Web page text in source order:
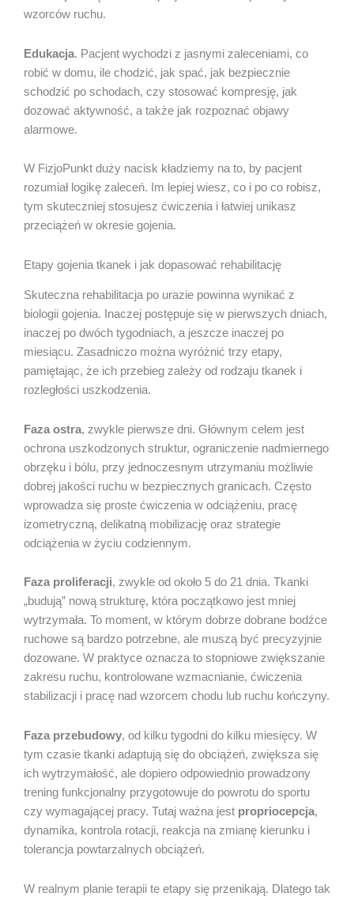
wzorców ruchu.
Edukacja. Pacjent wychodzi z jasnymi zaleceniami, co
robić w domu, ile chodzić, jak spać, jak bezpiecznie
schodzić po schodach, czy stosować kompresję, jak
dozować aktywność, a także jak rozpoznać objawy
alarmowe.
W FizjoPunkt duży nacisk kładziemy na to, by pacjent
rozumiał logikę zaleceń. Im lepiej wiesz, co i po co robisz,
tym skuteczniej stosujesz ćwiczenia i łatwiej unikasz
przeciążeń w okresie gojenia.
Etapy gojenia tkanek i jak dopasować rehabilitację
Skuteczna rehabilitacja po urazie powinna wynikać z
biologii gojenia. Inaczej postępuje się w pierwszych dniach,
inaczej po dwóch tygodniach, a jeszcze inaczej po
miesiącu. Zasadniczo można wyróżnić trzy etapy,
pamiętając, że ich przebieg zależy od rodzaju tkanek i
rozległości uszkodzenia.
Faza ostra, zwykle pierwsze dni. Głównym celem jest
ochrona uszkodzonych struktur, ograniczenie nadmiernego
obrzęku i bólu, przy jednoczesnym utrzymaniu możliwie
dobrej jakości ruchu w bezpiecznych granicach. Często
wprowadza się proste ćwiczenia w odciążeniu, pracę
izometryczną, delikatną mobilizację oraz strategie
odciążenia w życiu codziennym.
Faza proliferacji, zwykle od około 5 do 21 dnia. Tkanki
„budują” nową strukturę, która początkowo jest mniej
wytrzymała. To moment, w którym dobrze dobrane bodźce
ruchowe są bardzo potrzebne, ale muszą być precyzyjnie
dozowane. W praktyce oznacza to stopniowe zwiększanie
zakresu ruchu, kontrolowane wzmacnianie, ćwiczenia
stabilizacji i pracę nad wzorcem chodu lub ruchu kończyny.
Faza przebudowy, od kilku tygodni do kilku miesięcy. W
tym czasie tkanki adaptują się do obciążeń, zwiększa się
ich wytrzymałość, ale dopiero odpowiednio prowadzony
trening funkcjonalny przygotowuje do powrotu do sportu
czy wymagającej pracy. Tutaj ważna jest propriocepcja,
dynamika, kontrola rotacji, reakcja na zmianę kierunku i
tolerancja powtarzalnych obciążeń.
W realnym planie terapii te etapy się przenikają. Dlatego tak